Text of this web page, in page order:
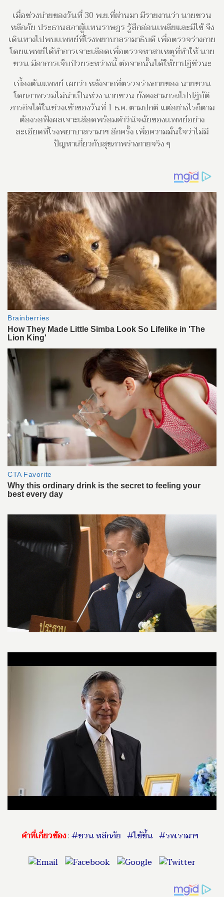
เมื่อช่วงบ่ายของวันที่ 30 พ.ย.ที่ผ่านมา มีรายงานว่า นายชวน
หลีกภัย ประธานสภาผู้เเทนราษฎร รู้สึกอ่อนเพลียและมีไข้ จึง
เดินทางไปพบเเพทย์ที่โรงพยาบาลรามาธิบดี เพื่อตรวจร่างกาย
โดยแพทย์ได้ทำการเจาะเลือดเพื่อตรวจหาสาเหตุที่ทำให้ นาย
ชวน มีอาการเจ็บป่วยระหว่างนี้ ต่อจากนั้นได้ให้ยาปฏิชีวนะ
เบื้องต้นแพทย์ เผยว่า หลังจากที่ตรวจร่างกายของ นายชวน
โดยภาพรวมไม่น่าเป็นห่วง นายชวน ยังคงสามารถไปปฏิบัติ
ภารกิจได้ในช่วงเช้าของวันที่ 1 ธ.ค. ตามปกติ แต่อย่างไรก็ตาม
ต้องรอฟังผลเจาะเลือดพร้อมคำวินิจฉัยของเเพทย์อย่าง
ละเอียดที่โรงพยาบาลรามาฯ อีกครั้ง เพื่อความมั่นใจว่าไม่มี
ปัญหาเกี่ยวกับสุขภาพร่างกายจริง ๆ
คำที่เกี่ยวข้อง:#ชวน หลีกภัย #ไข้ขึ้น #รพ.รามาฯ